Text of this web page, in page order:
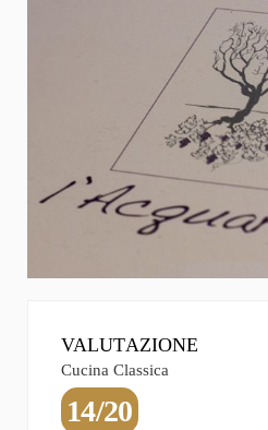
VALUTAZIONE
Cucina Classica
14/20